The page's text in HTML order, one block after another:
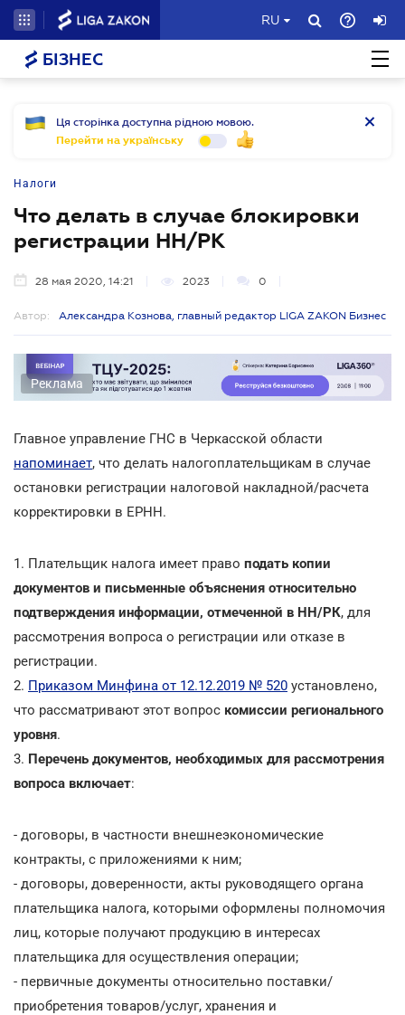
RU
БІЗНЕС
Ця сторінка доступна рідною мовою.
Перейти на українську
Налоги
Что делать в случае блокировки
регистрации НН/РК
28 мая 2020, 14:21 2023 0
Автор: Александра Кознова, главный редактор LIGA ZAKON Бизнес
Реклама
Главное управление ГНС в Черкасской области
напоминает, что делать налогоплательщикам в случае
остановки регистрации налоговой накладной/расчета
корректировки в ЕРНН.
1. Плательщик налога имеет право подать копии
документов и письменные объяснения относительно
подтверждения информации, отмеченной в НН/РК, для
рассмотрения вопроса о регистрации или отказе в
регистрации.
2. Приказом Минфина от 12.12.2019 № 520 установлено,
что рассматривают этот вопрос комиссии регионального
уровня.
3. Перечень документов, необходимых для рассмотрения
вопроса включает:
- договоры, в частности внешнеэкономические
контракты, с приложениями к ним;
- договоры, доверенности, акты руководящего органа
плательщика налога, которыми оформлены полномочия
лиц, которые получают продукцию в интересах
плательщика для осуществления операции;
- первичные документы относительно поставки/
приобретения товаров/услуг, хранения и